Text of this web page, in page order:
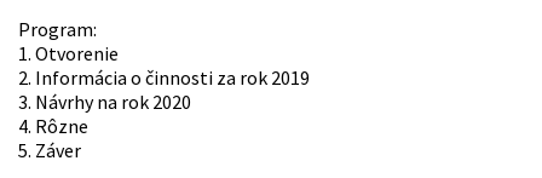
Program:
1. Otvorenie
2. Informácia o činnosti za rok 2019
3. Návrhy na rok 2020
4. Rôzne
5. Záver